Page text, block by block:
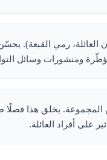
رمي القبعة).
ومنشورات وسائل
المجموعة. يخلق هذا